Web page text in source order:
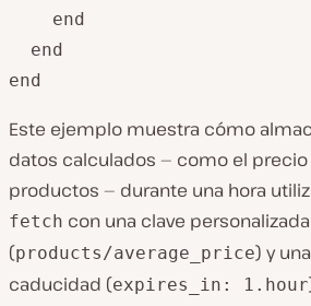
    end
  end
end
Este ejemplo muestra cómo
datos calculados — como el
productos — durante una hora
fetch con una clave personalizada
(products/average_price) y
caducidad (expires_in: 1.hour